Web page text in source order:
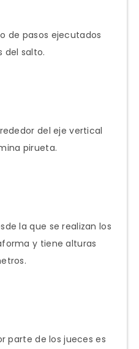
de pasos ejecutados
del salto.
del eje vertical
pirueta.
la que se realizan los
y tiene alturas
parte de los jueces es